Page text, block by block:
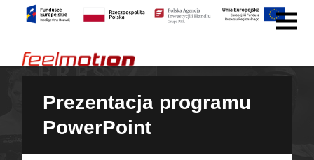
Prezentacja programu
PowerPoint